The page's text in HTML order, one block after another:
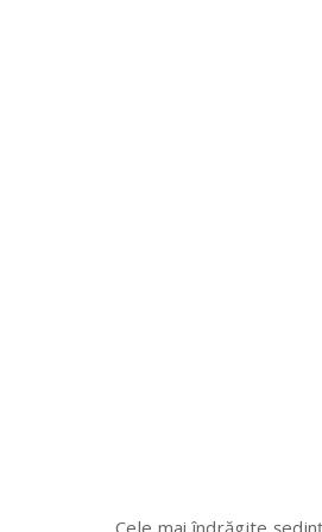
Cele mai îndrăgite